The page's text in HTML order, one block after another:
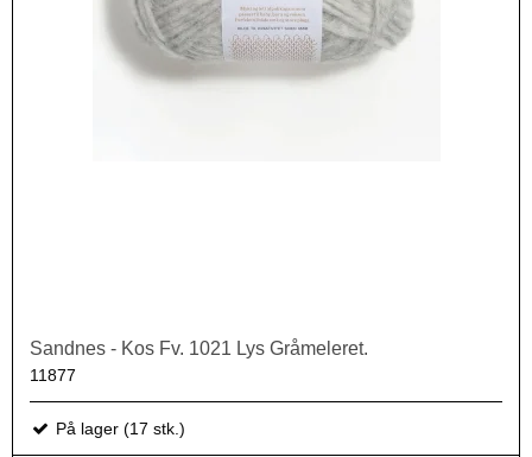
Sandnes - Kos Fv. 1021 Lys Gråmeleret.
11877
På lager (17 stk.)